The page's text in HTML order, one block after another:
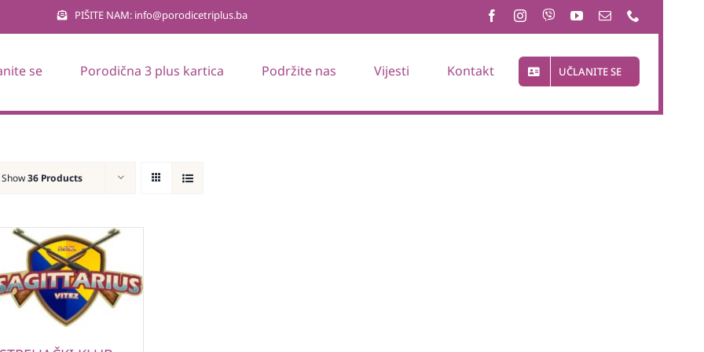
PIŠITE NAM: info@porodicetriplus.ba
se Porodična 3 plus kartica Podržite nas Vijesti Kontakt UČLANITE SE
Show36 Products